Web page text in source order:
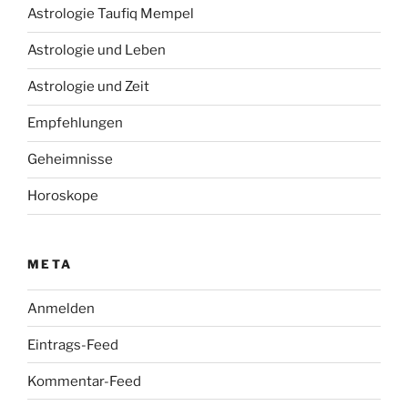
Astrologie Taufiq Mempel
Astrologie und Leben
Astrologie und Zeit
Empfehlungen
Geheimnisse
Horoskope
META
Anmelden
Eintrags-Feed
Kommentar-Feed